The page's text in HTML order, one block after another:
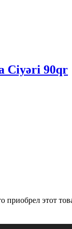
Ciyəri 90qr
приобрел этот